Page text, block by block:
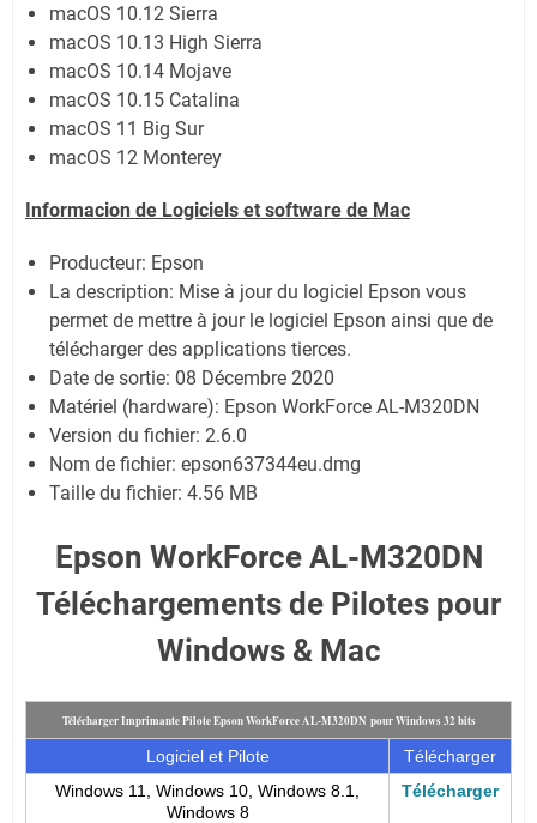
macOS 10.12 Sierra
macOS 10.13 High Sierra
macOS 10.14 Mojave
macOS 10.15 Catalina
macOS 11 Big Sur
macOS 12 Monterey
Informacion de Logiciels et software de Mac
Producteur: Epson
La description: Mise à jour du logiciel Epson vous
permet de mettre à jour le logiciel Epson ainsi que de
télécharger des applications tierces.
Date de sortie: 08 Décembre 2020
Matériel (hardware): Epson WorkForce AL-M320DN
Version du fichier: 2.6.0
Nom de fichier: epson637344eu.dmg
Taille du fichier: 4.56 MB
Epson WorkForce AL-M320DN
Téléchargements de Pilotes pour
Windows & Mac
Télécharger Imprimante Pilote Epson WorkForce AL-M320DN pour Windows 32 bits
Logiciel et Pilote
Télécharger
Windows 11, Windows 10, Windows 8.1,
Windows 8
Télécharger